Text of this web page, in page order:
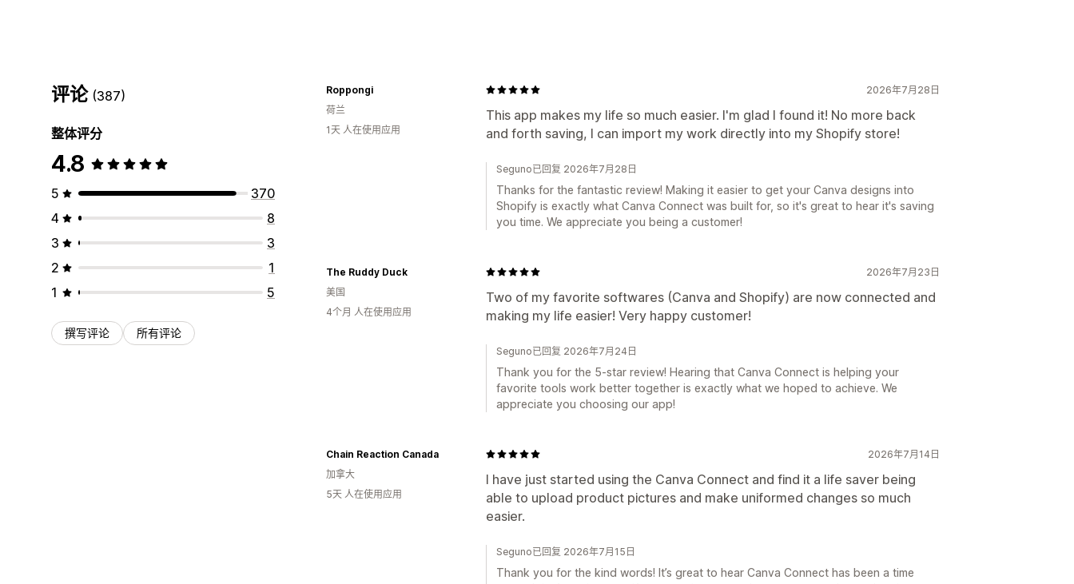
产品系列
评论 (387)
整体评分
4.8
5
370
4
8
3
3
2
1
1
5
撰写评论 所有评论
2026年7月28日
This app makes my life so much easier. I'm glad I found it! No more back
and forth saving, I can import my work directly into my Shopify store!
Roppongi
荷兰
1天 人在使用应用
Seguno已回复 2026年7月28日
Thanks for the fantastic review! Making it easier to get your Canva designs into
Shopify is exactly what Canva Connect was built for, so it's great to hear it's saving
you time. We appreciate you being a customer!
2026年7月23日
Two of my favorite softwares (Canva and Shopify) are now connected and
making my life easier! Very happy customer!
The Ruddy Duck
美国
4个月 人在使用应用
Seguno已回复 2026年7月24日
Thank you for the 5-star review! Hearing that Canva Connect is helping your
favorite tools work better together is exactly what we hoped to achieve. We
appreciate you choosing our app!
2026年7月14日
I have just started using the Canva Connect and find it a life saver being
able to upload product pictures and make uniformed changes so much
easier.
Chain Reaction Canada
加拿大
5天 人在使用应用
Seguno已回复 2026年7月15日
Thank you for the kind words! It’s great to hear Canva Connect has been a time